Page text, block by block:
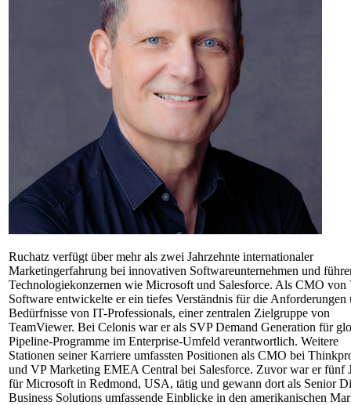
Ruchatz verfügt über mehr als zwei Jahrzehnte internationaler
Marketingerfahrung bei innovativen Softwareunternehmen und
Technologiekonzernen wie Microsoft und Salesforce. Als CMO von
Software entwickelte er ein tiefes Verständnis für die Anforderungen
Bedürfnisse von IT-Professionals, einer zentralen Zielgruppe von
TeamViewer. Bei Celonis war er als SVP Demand Generation für
Pipeline-Programme im Enterprise-Umfeld verantwortlich. Weitere
Stationen seiner Karriere umfassten Positionen als CMO bei
und VP Marketing EMEA Central bei Salesforce. Zuvor war er fünf
für Microsoft in Redmond, USA, tätig und gewann dort als Senior
Business Solutions umfassende Einblicke in den amerikanischen